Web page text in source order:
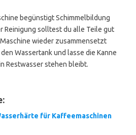
begünstigt Schimmelbildung
Reinigung solltest du alle Teile gut
wieder zusammensetzt
Wassertank und lasse die Kanne
Restwasser stehen bleibt.
für Kaffeemaschinen